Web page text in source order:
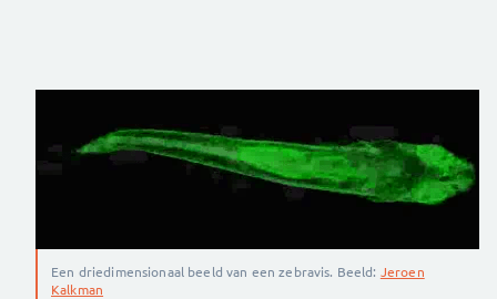
Een driedimensionaal beeld van een zebravis. Beeld: Jeroen
Kalkman